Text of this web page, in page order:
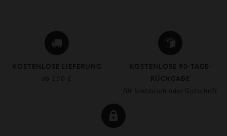
KOSTENLOSE LIEFERUNG
ab 150 €
KOSTENLOSE 90-TAGE-
RÜCKGABE
für Umtausch oder Gutschrift